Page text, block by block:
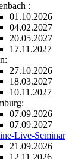
:
01.10.2026
04.02.2027
20.05.2027
17.11.2027
27.10.2026
18.03.2027
10.11.2027
07.09.2026
07.09.2027
Live-Seminar
21.09.2026
12.11.2026